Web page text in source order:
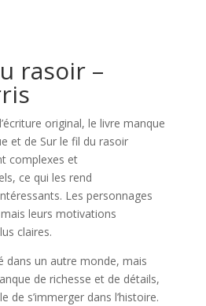
rasoir –
original, le livre manque
et de Sur le fil du rasoir
complexes et
ce qui les rend
Les personnages
leurs motivations
claires.
dans un autre monde, mais
de richesse et de détails,
de s’immerger dans l’histoire.